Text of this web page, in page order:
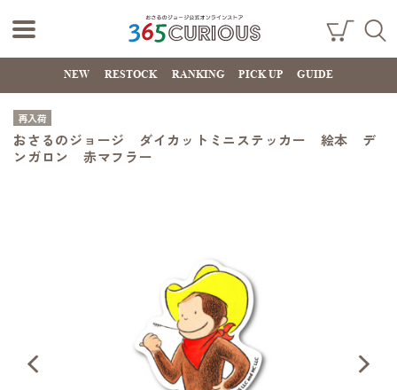
おさるのジョー
ジ公式オンライ
365CURIOUS
ング
カー
NEW RESTOCK RANKING PICK UP GUIDE
再入荷
おさるのジョージ ダイカットミニステッカー 絵本 デ
ンガロン 赤マフラー